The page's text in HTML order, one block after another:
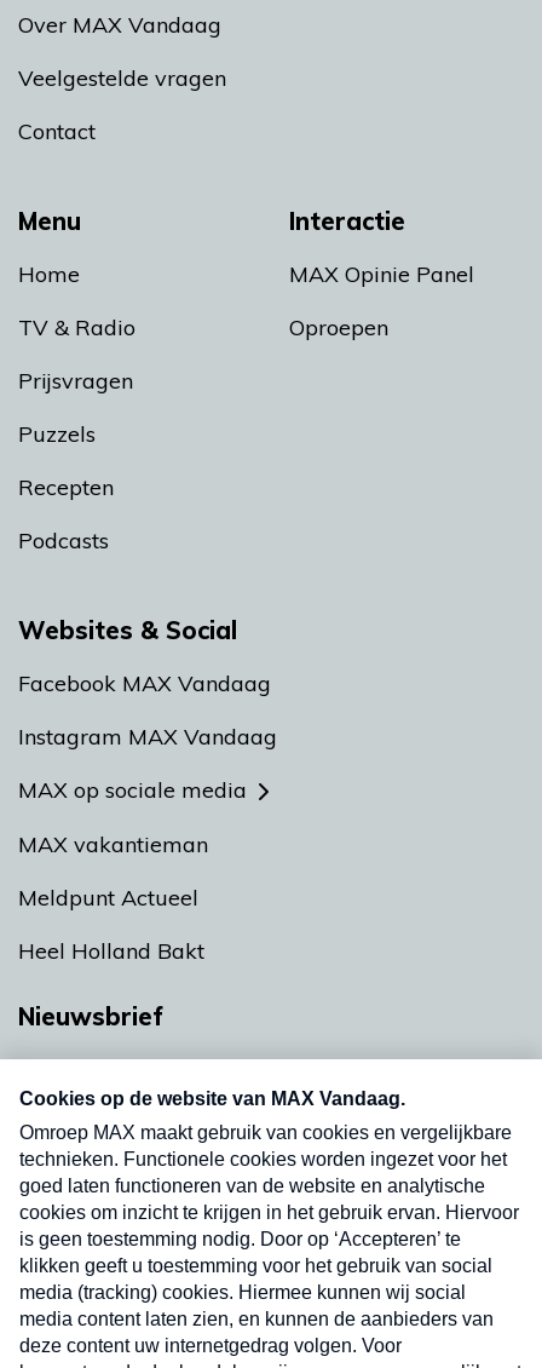
Menu
Home
TV & Radio
Prijsvragen
Puzzels
Recepten
Podcasts
Interactie
MAX Opinie Panel
Oproepen
Over MAX Vandaag
Veelgestelde vragen
Contact
Websites & Social
Facebook MAX Vandaag
Instagram MAX Vandaag
MAX op sociale media
MAX vakantieman
Meldpunt Actueel
Heel Holland Bakt
Nieuwsbrief
nieuwsbrief. Elke vrijdag- en dinsdagochtend in
uw mailbox.
Verzend